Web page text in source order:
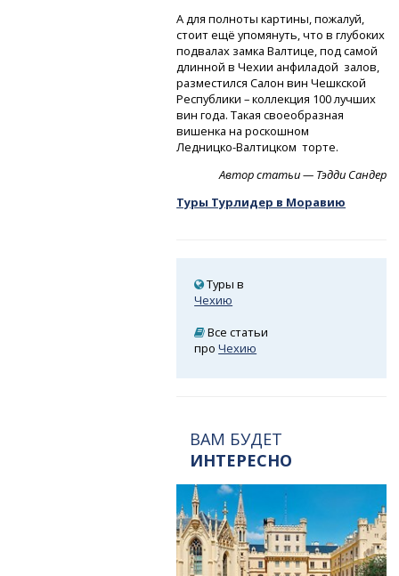
А для полноты картины, пожалуй,
стоит ещё упомянуть, что в глубоких
подвалах замка Валтице, под самой
длинной в Чехии анфиладой залов,
разместился Салон вин Чешкской
Республики – коллекция 100 лучших
вин года. Такая своеобразная
вишенка на роскошном
Ледницко-Валтицком торте.
Автор статьи — Тэдди Сандер
Туры Турлидер в Моравию
Туры в
Чехию
Все статьи
проЧехию
ВАМ БУДЕТ
ИНТЕРЕСНО